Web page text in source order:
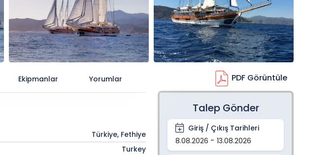
Ekipmanlar Yorumlar
Türkiye, Fethiye
Turkey
PDF Görüntüle
Talep Gönder
Giriş / Çıkış Tarihleri
8.08.2026 - 13.08.2026